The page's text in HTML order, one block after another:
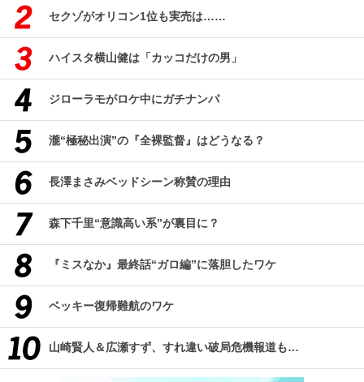
セクゾがオリコン1位も実売は……
ハイスタ横山健は「カッコだけの男」
ジローラモがロケ中にガチナンパ
瀧“極秘出演”の『全裸監督』はどうなる？
長澤まさみベッドシーン称賛の理由
森下千里“意識高い系”が裏目に？
『ミスなか』最終話“ガロ編”に落胆したワケ
ベッキー復帰難航のワケ
山崎賢人＆広瀬すず、すれ違い破局危機報道も…